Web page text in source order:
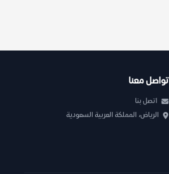
تواصل معنا
اتصل بنا
الرياض، المملكة العربية السعودية